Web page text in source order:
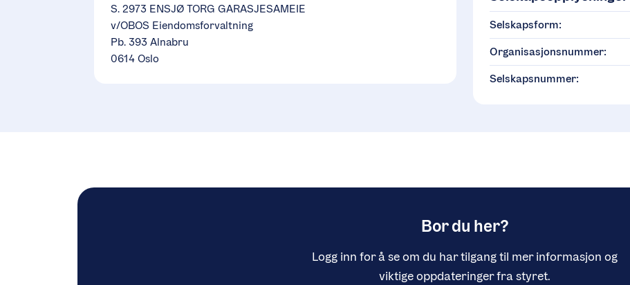
S. 2973 ENSJØ TORG GARASJESAMEIE
v/OBOS Eiendomsforvaltning
Pb. 393 Alnabru
0614 Oslo
Selskapsform:
Organisasjonsnummer:
Selskapsnummer:
Bor du her?
Logg inn for å se om du har tilgang til mer informasjon og
viktige oppdateringer fra styret.